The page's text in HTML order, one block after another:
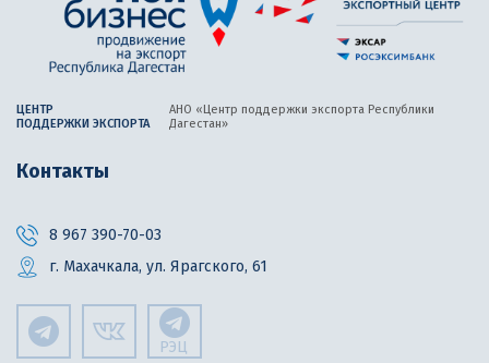
ЦЕНТР
ПОДДЕРЖКИ ЭКСПОРТА
АНО «Центр поддержки экспорта Республики
Дагестан»
Контакты
8 967 390-70-03
г. Махачкала, ул. Ярагского, 61
РЭЦ